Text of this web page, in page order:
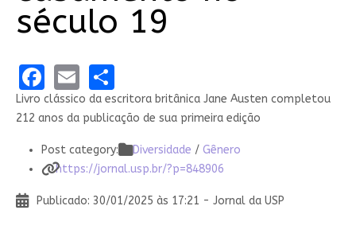
século 19
Facebook
EmailShare
Livro clássico da escritora britânica Jane Austen completou
212 anos da publicação de sua primeira edição
Post category: Diversidade / Gênero
https://jornal.usp.br/?p=848906
Publicado: 30/01/2025 às 17:21 - Jornal da USP